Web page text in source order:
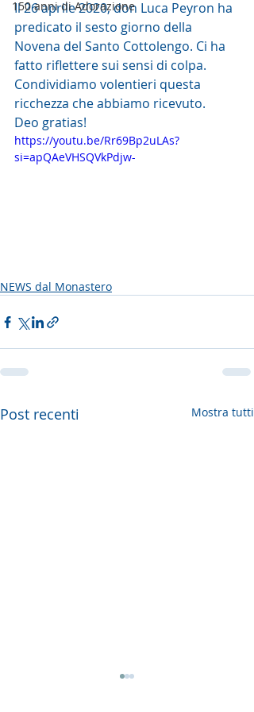
150 anni di Adorazione
Il 26 aprile 2020, don Luca Peyron ha
predicato il sesto giorno della
Novena del Santo Cottolengo. Ci ha
fatto riflettere sui sensi di colpa.
Condividiamo volentieri questa
ricchezza che abbiamo ricevuto.
Deo gratias!
https://youtu.be/Rr69Bp2uLAs?
si=apQAeVHSQVkPdjw-
NEWS dal Monastero
Post recenti Mostra tutti